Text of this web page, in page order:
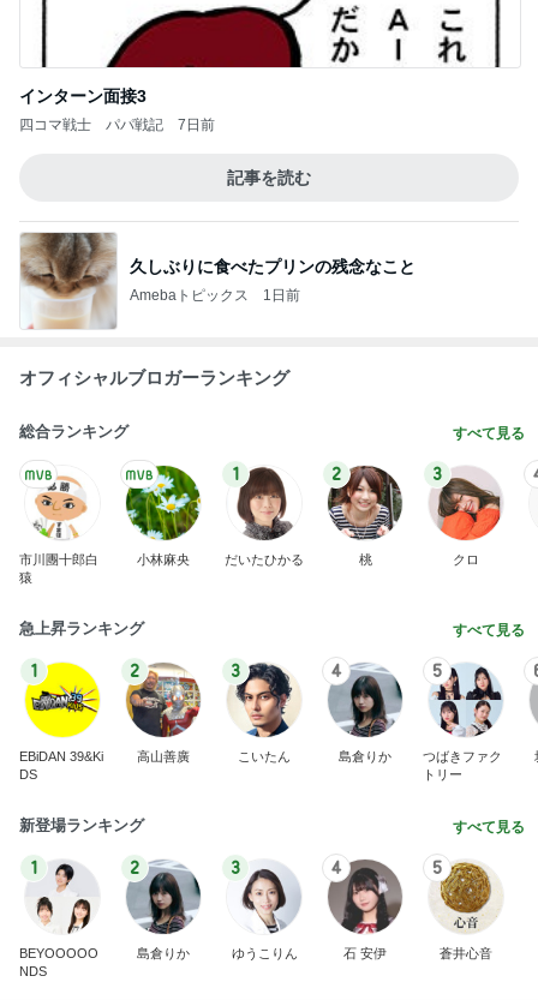
インターン面接3
四コマ戦士 パパ戦記 7日前
記事を読む
久しぶりに食べたプリンの残念なこと
Amebaトピックス 1日前
オフィシャルブロガーランキング
総合ランキング すべて見る
市川團十郎白
猿
小林麻央
1
だいたひかる
2
桃
3
クロ
急上昇ランキング すべて見る
1
EBiDAN 39&Ki
DS
2
高山善廣
3
こいたん
4
島倉りか
5
つばきファク
トリー
新登場ランキング すべて見る
1
BEYOOOOO
NDS
2
島倉りか
3
ゆうこりん
4
石 安伊
5
蒼井心音